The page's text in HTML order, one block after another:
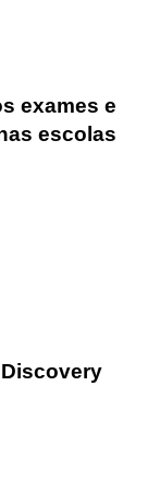
exames e
escolas